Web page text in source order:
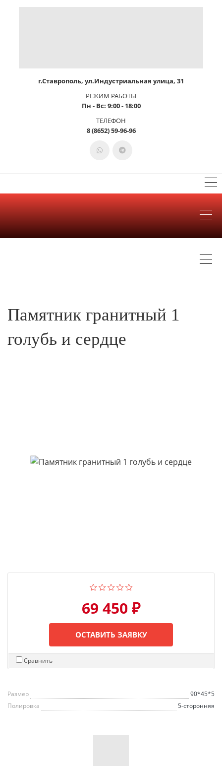
г.Ставрополь, ул.Индустриальная улица, 31
РЕЖИМ РАБОТЫ
Пн - Вс: 9:00 - 18:00
ТЕЛЕФОН
8 (8652) 59-96-96
Памятник гранитный 1
голубь и сердце
69 450 ₽
ОСТАВИТЬ ЗАЯВКУ
Сравнить
Размер
90*45*5
Полировка
5-сторонняя